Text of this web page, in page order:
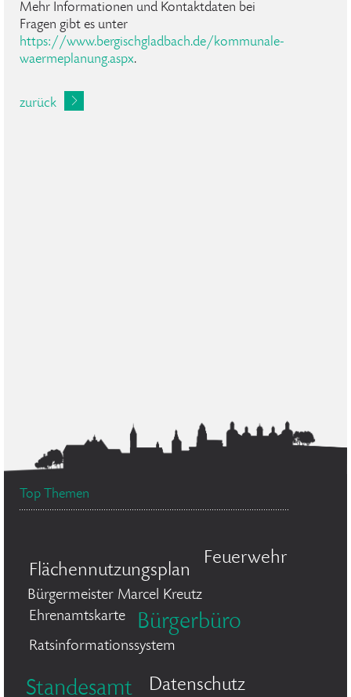
Mehr Informationen und Kontaktdaten bei
Fragen gibt es unter
https://www.bergischgladbach.de/kommunale-
waermeplanung.aspx.
zurück
Top Themen
Flächennutzungsplan
Feuerwehr
Bürgermeister Marcel Kreutz
Ehrenamtskarte
Bürgerbüro
Ratsinformationssystem
Standesamt Datenschutz